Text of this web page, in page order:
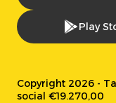
Play
Copyright 2026 -
social €19.270,00